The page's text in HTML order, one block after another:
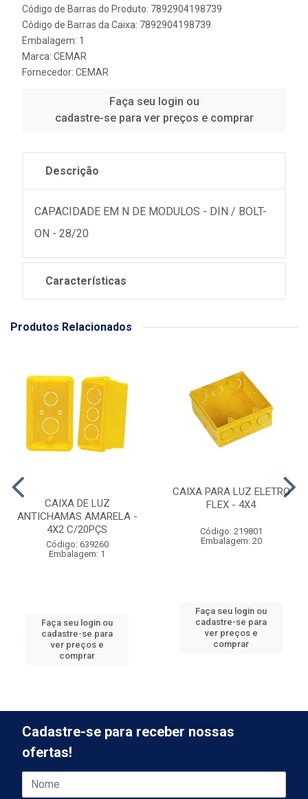
Código de Barras do Produto: 7892904198739
Código de Barras da Caixa: 7892904198739
Embalagem: 1
Marca: CEMAR
Fornecedor: CEMAR
Faça seu login ou
cadastre-se para ver preços e comprar
Descrição
CAPACIDADE EM N DE MODULOS - DIN / BOLT-
ON - 28/20
Características
Produtos Relacionados
CAIXA DE LUZ
ANTICHAMAS AMARELA -
4X2 C/20PÇS
Código: 639260
Embalagem: 1
Faça seu login ou
cadastre-se para
ver preços e
comprar
CAIXA PARA LUZ ELETRO
FLEX - 4X4
Código: 219801
Embalagem: 20
Faça seu login ou
cadastre-se para
ver preços e
comprar
Cadastre-se para receber nossas
ofertas!